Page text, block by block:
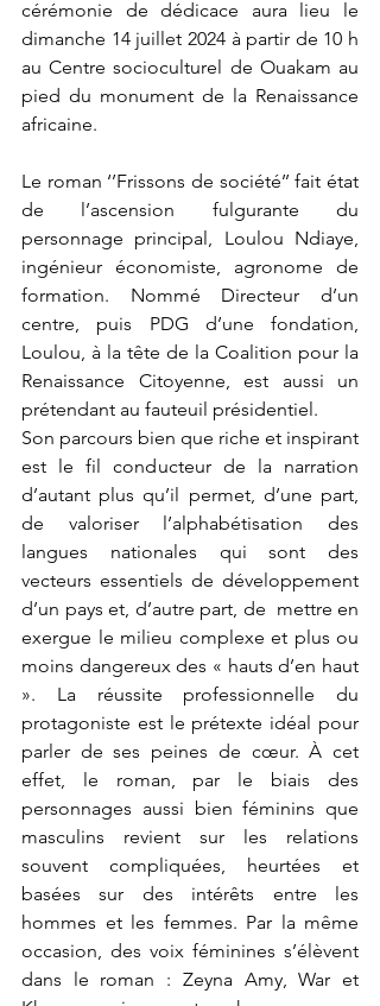
cérémonie de dédicace aura lieu le
dimanche 14 juillet 2024 à partir de 10 h
au Centre socioculturel de Ouakam au
pied du monument de la Renaissance
africaine.
Le roman ‘’Frissons de société’’ fait état
de l’ascension fulgurante du
personnage principal, Loulou Ndiaye,
ingénieur économiste, agronome de
formation. Nommé Directeur d’un
centre, puis PDG d’une fondation,
Loulou, à la tête de la Coalition pour la
Renaissance Citoyenne, est aussi un
prétendant au fauteuil présidentiel.
Son parcours bien que riche et inspirant
est le fil conducteur de la narration
d’autant plus qu’il permet, d’une part,
de valoriser l’alphabétisation des
langues nationales qui sont des
vecteurs essentiels de développement
d’un pays et, d’autre part, de  mettre en
exergue le milieu complexe et plus ou
moins dangereux des « hauts d’en haut
». La réussite professionnelle du
protagoniste est le prétexte idéal pour
parler de ses peines de cœur. À cet
effet, le roman, par le biais des
personnages aussi bien féminins que
masculins revient sur les relations
souvent compliquées, heurtées et
basées sur des intérêts entre les
hommes et les femmes. Par la même
occasion, des voix féminines s’élèvent
dans le roman : Zeyna Amy, War et